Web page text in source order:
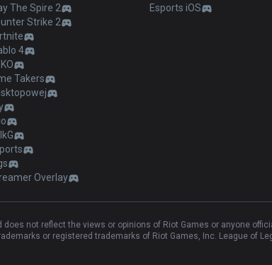
The Spire 2
Strike 2
4
Takers
Overlay
Esports iOS
does not reflect the views or opinions of Riot Games or anyone
or registered trademarks of Riot Games, Inc. League of